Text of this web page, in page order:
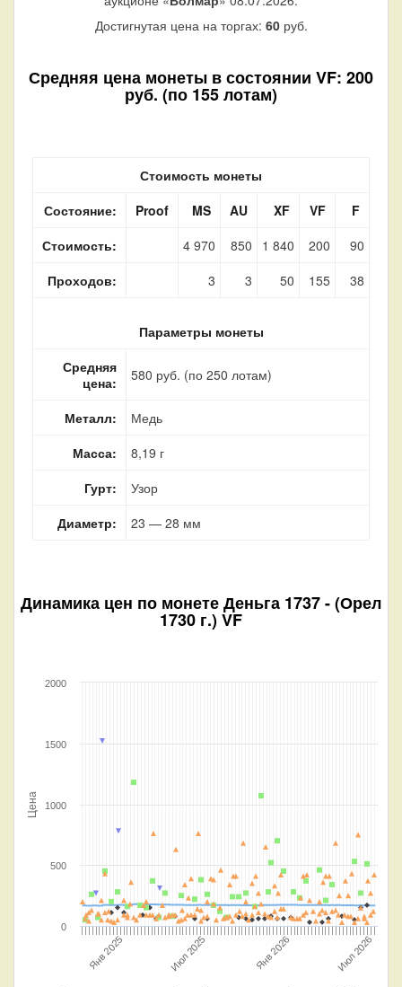
Достигнутая цена на торгах: 60руб.
Средняя цена монеты в состоянии VF: 200
руб. (по 155 лотам)
Стоимость монеты
Состояние:
Proof MS AU XF VF
F
Стоимость:
4 970 850 1 840 200
90
Проходов:
3 3 50 155 38
Параметры монеты
Средняя
цена:
580 руб. (по 250 лотам)
Металл:
Медь
Масса:
8,19 г
Гурт:
Узор
Диаметр:
23 — 28 мм
Динамика цен по монетеДеньга 1737 - (Орел
1730 г.) VF
Цена
Янв 2025 Июл 2025 Янв 2026 Июл 2026
0
500
1000
1500
2000